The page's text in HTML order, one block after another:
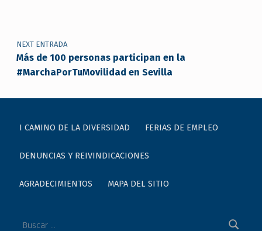
NEXT ENTRADA
Más de 100 personas participan en la
#MarchaPorTuMovilidad en Sevilla
I CAMINO DE LA DIVERSIDAD FERIAS DE EMPLEO
DENUNCIAS Y REIVINDICACIONES
AGRADECIMIENTOS MAPA DEL SITIO